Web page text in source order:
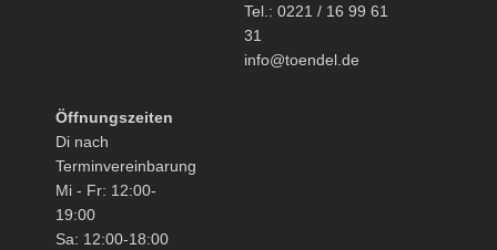
Tel.: 0221 / 16 99 61
31
info@toendel.de
Öffnungszeiten
Di nach
Terminvereinbarung
Mi - Fr: 12:00-
19:00
Sa: 12:00-18:00